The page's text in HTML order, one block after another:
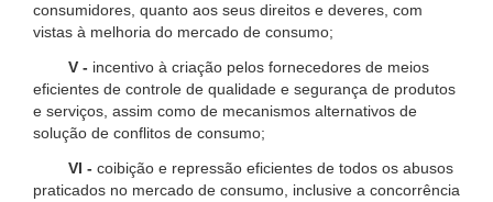
consumidores, quanto aos seus direitos e deveres, com
vistas à melhoria do mercado de consumo;
V - incentivo à criação pelos fornecedores de meios
eficientes de controle de qualidade e segurança de produtos
e serviços, assim como de mecanismos alternativos de
solução de conflitos de consumo;
VI - coibição e repressão eficientes de todos os abusos
praticados no mercado de consumo, inclusive a concorrência